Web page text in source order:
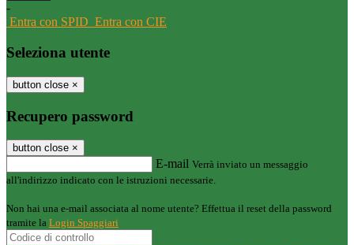
-
Entra con SPID Entra con CIE
Seleziona utente
button close ×
Recupero password
button close ×
E-mail Verrà inviato un messaggio
all'indirizzo indicato con le istruzioni necessarie.
Non hai una e-mail associata al nome utente? Effettua il reset della password
tramite la Login Spaggiari